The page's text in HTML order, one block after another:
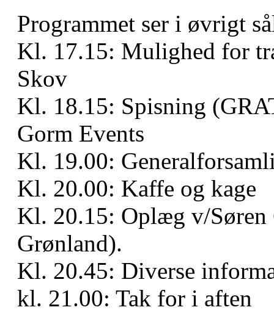
Programmet ser i øvrigt
Kl. 17.15: Mulighed for
Skov
Kl. 18.15: Spisning
Gorm Events
Kl. 19.00:
Kl. 20.00: Kaffe og kage
Kl. 20.15: Oplæg v/Søren
Grønland).
Kl. 20.45: Diverse
kl. 21.00: Tak for i aften